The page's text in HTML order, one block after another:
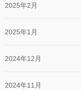
2025年2月
2025年1月
2024年12月
2024年11月